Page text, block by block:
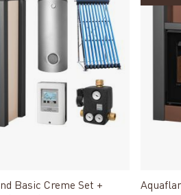
Basic Creme Set +